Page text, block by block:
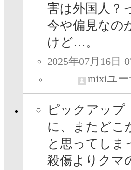
害は外国人？
今や偏見なの
けど…。
2025年07月16日
mixiユー
ピックアップ
に、またどこ
と思ってしま
殺傷よりクマ